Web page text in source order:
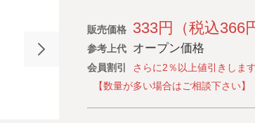
販売価格 333円（税込366
参考上代 オープン価格
会員割引
さらに2％以上値引きします
【数量が多い場合はご相談下さい】